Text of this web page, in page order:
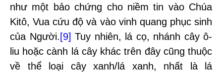
như một bảo chứng cho niềm tin vào Chúa
Kitô, Vua cứu độ và vào vinh quang phục sinh
của Người.[9] Tuy nhiên, lá cọ, nhánh cây ô-
liu hoặc cành lá cây khác trên đây cũng thuộc
về thể loại cây xanh/lá xanh, nhất là lá